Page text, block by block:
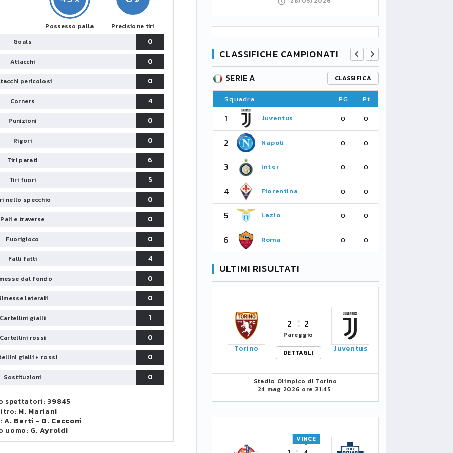
Possesso palla Precisione tiri
Goals
0
Attacchi
0
pericolosi
0
Corners
4
Punizioni
0
Rigori
0
Tiri parati
6
Tiri fuori
5
nello specchio
0
Pali e traverse
0
Fuorigioco
0
Falli fatti
4
dal fondo
0
laterali
0
Cartellini gialli
1
Cartellini rossi
0
gialli + rossi
0
Sostituzioni 0
spettatori: 39845
M. Mariani
A. Berti - D. Cecconi
uomo: G. Ayroldi
CLASSIFICHE CAMPIONATI
55
53
SERIE B
38
38
SERIE A CLASSIFICA
Squadra PG Pt
1 Juventus 0 0
2 Napoli 0 0
3 Inter 0 0
4 Fiorentina 0 0
5 Lazio 0 0
6 Roma 0 0
ULTIMI RISULTATI
Torino
2 2
Pareggio
DETTAGLI
Juventus
Stadio Olimpico di Torino
24 mag 2026 ore 21:45
VINCE